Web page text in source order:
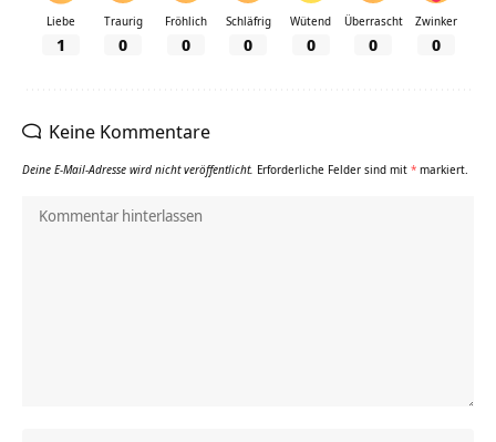
Liebe
1
Traurig
0
Fröhlich
0
Schläfrig
0
Wütend
0
Überrascht
0
Zwinker
0
Keine Kommentare
Deine E-Mail-Adresse wird nicht veröffentlicht. Erforderliche Felder sind mit * markiert.